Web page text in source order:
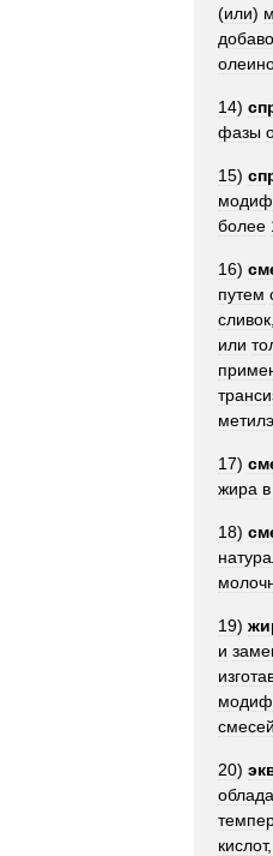
(или)
14)
фазы
15)
более
16)
путем
сливок
или
17)
жира в
18)
19)
и
смесей
20)
кислот,